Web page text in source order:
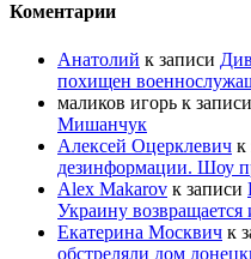
Коментарии
Анатолий к записи
похищен
маликов игорь к записи
Мишанчук
Алексей Оцерклевич к
дезинформации. Шоу
Alex Makarov к записи
Украину
Екатерина Москвич к
обстреляли дом